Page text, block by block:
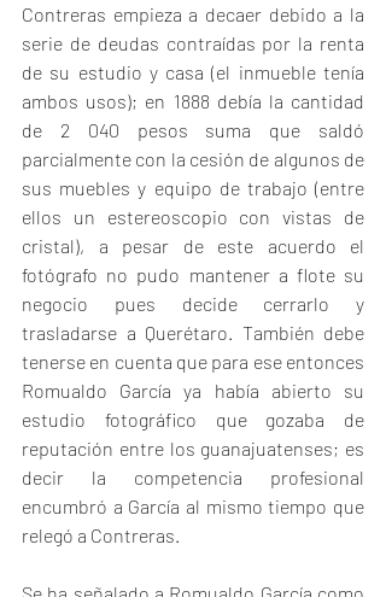
Contreras empieza a decaer debido a la
serie de deudas contraídas por la renta
de su estudio y casa (el inmueble tenía
ambos usos); en 1888 debía la cantidad
de 2 040 pesos suma que saldó
parcialmente con la cesión de algunos de
sus muebles y equipo de trabajo (entre
ellos un estereoscopio con vistas de
cristal), a pesar de este acuerdo el
fotógrafo no pudo mantener a flote su
negocio pues decide cerrarlo y
trasladarse a Querétaro. También debe
tenerse en cuenta que para ese entonces
Romualdo García ya había abierto su
estudio fotográfico que gozaba de
reputación entre los guanajuatenses; es
decir la competencia profesional
encumbró a García al mismo tiempo que
relegó a Contreras.